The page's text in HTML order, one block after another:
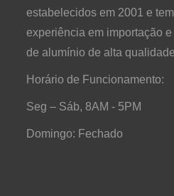
estabelecidos em 2001 e
experiência em importação
de alumínio de alta qualidade
Horário de Funcionamento:
Seg – Sáb, 8AM - 5PM
Domingo: Fechado